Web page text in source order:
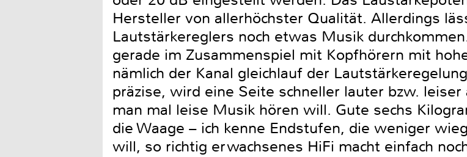
Hersteller von allerhöchster Qualität. Allerdings
Lautstärkereglers noch etwas Musik
gerade im Zusammenspiel mit Kopfhörern mit
nämlich der Kanal gleichlauf der
präzise, wird eine Seite schneller lauter bzw.
man mal leise Musik hören will. Gute sechs
die Waage – ich kenne Endstufen, die weniger
will, so richtig erwachsenes HiFi macht einfach